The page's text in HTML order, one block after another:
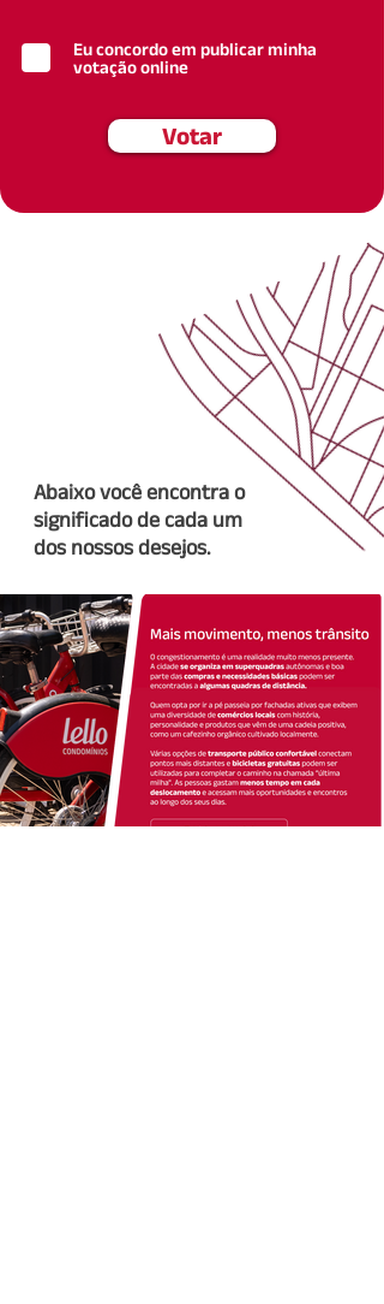
Eu concordo em publicar minha
votação online
Votar
Abaixo você encontra o
significado de cada um
dos nossos desejos.